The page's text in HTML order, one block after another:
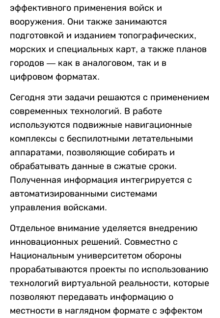
эффективного применения войск и
вооружения. Они также занимаются
подготовкой и изданием топографических,
морских и специальных карт, а также планов
городов — как в аналоговом, так и в
цифровом форматах.
Сегодня эти задачи решаются с применением
современных технологий. В работе
используются подвижные навигационные
комплексы с беспилотными летательными
аппаратами, позволяющие собирать и
обрабатывать данные в сжатые сроки.
Полученная информация интегрируется с
автоматизированными системами
управления войсками.
Отдельное внимание уделяется внедрению
инновационных решений. Совместно с
Национальным университетом обороны
прорабатываются проекты по использованию
технологий виртуальной реальности, которые
позволяют передавать информацию о
местности в наглядном формате с эффектом